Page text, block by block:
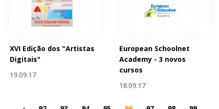
XVI Edição dos "Artistas
Digitais"
19.09.17
European Schoolnet
Academy - 3 novos
cursos
18.09.17